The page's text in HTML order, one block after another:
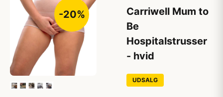
-20%
Carriwell Mum to
Be
Hospitalstrusser
- hvid
UDSALG